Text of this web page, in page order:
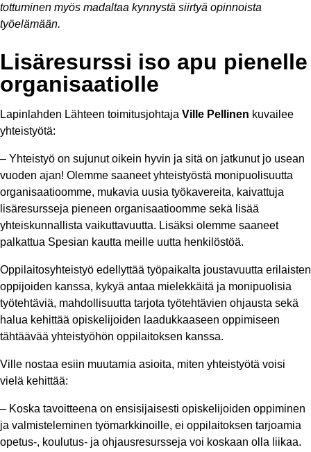
tottuminen myös madaltaa kynnystä siirtyä opinnoista
työelämään.
Lisäresurssi iso apu pienelle
organisaatiolle
Lapinlahden Lähteen toimitusjohtaja Ville Pellinen kuvailee
yhteistyötä:
– Yhteistyö on sujunut oikein hyvin ja sitä on jatkunut jo usean
vuoden ajan! Olemme saaneet yhteistyöstä monipuolisuutta
organisaatioomme, mukavia uusia työkavereita, kaivattuja
lisäresursseja pieneen organisaatioomme sekä lisää
yhteiskunnallista vaikuttavuutta. Lisäksi olemme saaneet
palkattua Spesian kautta meille uutta henkilöstöä.
Oppilaitosyhteistyö edellyttää työpaikalta joustavuutta erilaisten
oppijoiden kanssa, kykyä antaa mielekkäitä ja monipuolisia
työtehtäviä, mahdollisuutta tarjota työtehtävien ohjausta sekä
halua kehittää opiskelijoiden laadukkaaseen oppimiseen
tähtäävää yhteistyöhön oppilaitoksen kanssa.
Ville nostaa esiin muutamia asioita, miten yhteistyötä voisi
vielä kehittää:
– Koska tavoitteena on ensisijaisesti opiskelijoiden oppiminen
ja valmisteleminen työmarkkinoille, ei oppilaitoksen tarjoamia
opetus-, koulutus- ja ohjausresursseja voi koskaan olla liikaa.